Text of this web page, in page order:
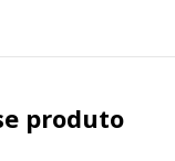
produto